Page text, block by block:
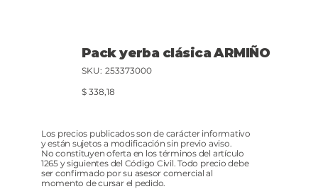
Pack yerba clásica ARMIÑO
SKU: SKU
253373000
Precio
$ 338,18
Los precios publicados son de carácter informativo
y están sujetos a modificación sin previo aviso.
No constituyen oferta en los términos del artículo
1265 y siguientes del Código Civil. Todo precio debe
ser confirmado por su asesor comercial al
momento de cursar el pedido.